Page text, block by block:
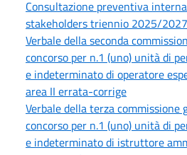
Consultazione preventiva
stakeholders triennio 2025/2027
Verbale della seconda
concorso per n.1 (uno) unità di
e indeterminato di operatore
area II errata-corrige
Verbale della terza commissione
concorso per n.1 (uno) unità di
e indeterminato di istruttore